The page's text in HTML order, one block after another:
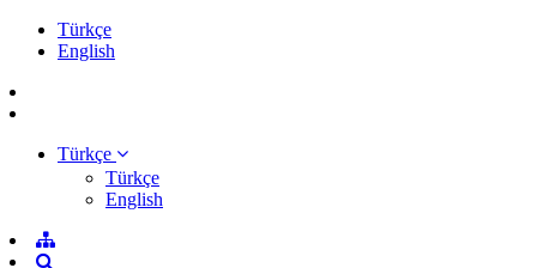
Türkçe
English
Türkçe
Türkçe
English